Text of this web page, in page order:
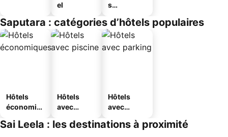
el
s
s
Saputara : catégories d’hôtels populaires
Hôtels
économiq
Hôtels
avec
Hôtels
avec
Sai Leela : les destinations à proximité